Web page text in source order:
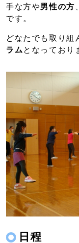
手な方や男性の方
です。
どなたでも取り組
ラム となっており
日程